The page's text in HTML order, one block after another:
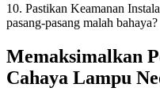
10. Pastikan Keamanan
pasang-pasang malah bahaya?
Memaksimalkan
Cahaya Lampu